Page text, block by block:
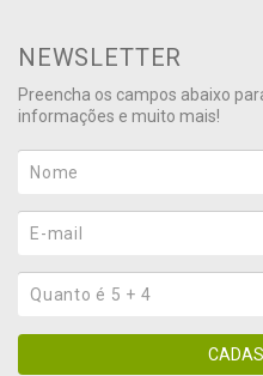
NEWSLETTER
Preencha os campos abaixo
informações e muito mais!